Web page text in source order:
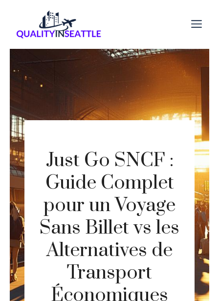
contenu
Just Go SNCF :
Guide Complet
pour un Voyage
Sans Billet vs les
Alternatives de
Transport
Économiques